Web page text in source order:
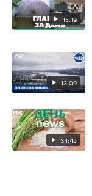
15:19
13:09
34:45